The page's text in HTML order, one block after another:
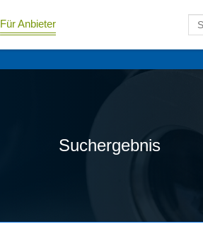
Für Anbieter
Suchergebnis